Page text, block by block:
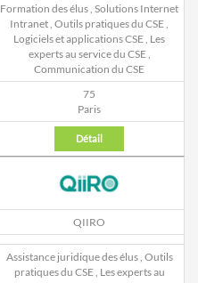
Formation des élus Solutions Internet
Intranet Outils pratiques du CSE
Logiciels et applications CSE Les
experts au service du CSE,
Communication du CSE
75
Paris
Détail
QIIRO
Assistance juridique des élus, Outils
pratiques du CSE, Les experts au